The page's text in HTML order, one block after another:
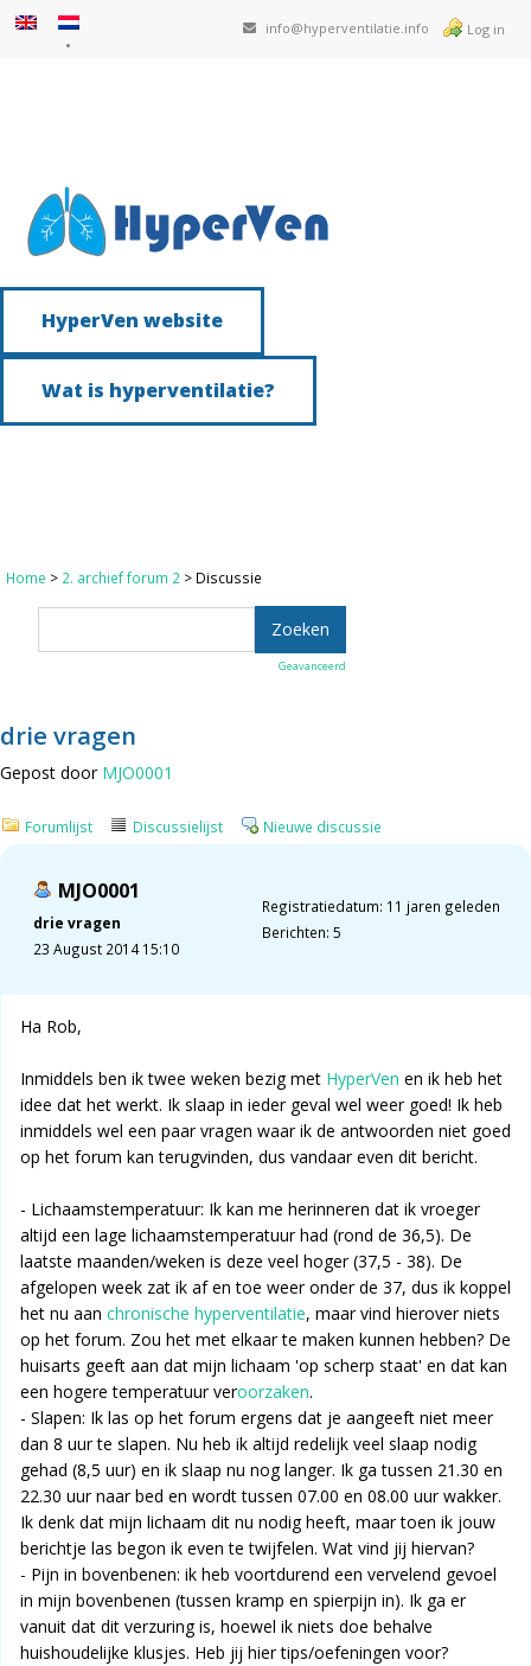
info@hyperventilatie.info Log in
HyperVen website
Wat is hyperventilatie?
Home > 2. archief forum 2 > Discussie
Geavanceerd
drie vragen
Gepost door MJO0001
Forumlijst Discussielijst Nieuwe discussie
MJO0001
drie vragen
23 August 2014 15:10
Registratiedatum: 11 jaren geleden
Berichten: 5
Ha Rob,
Inmiddels ben ik twee weken bezig met HyperVen en ik heb het
idee dat het werkt. Ik slaap in ieder geval wel weer goed! Ik heb
inmiddels wel een paar vragen waar ik de antwoorden niet goed
op het forum kan terugvinden, dus vandaar even dit bericht.
- Lichaamstemperatuur: Ik kan me herinneren dat ik vroeger
altijd een lage lichaamstemperatuur had (rond de 36,5). De
laatste maanden/weken is deze veel hoger (37,5 - 38). De
afgelopen week zat ik af en toe weer onder de 37, dus ik koppel
het nu aan chronische hyperventilatie, maar vind hierover niets
op het forum. Zou het met elkaar te maken kunnen hebben? De
huisarts geeft aan dat mijn lichaam 'op scherp staat' en dat kan
een hogere temperatuur veroorzaken.
- Slapen: Ik las op het forum ergens dat je aangeeft niet meer
dan 8 uur te slapen. Nu heb ik altijd redelijk veel slaap nodig
gehad (8,5 uur) en ik slaap nu nog langer. Ik ga tussen 21.30 en
22.30 uur naar bed en wordt tussen 07.00 en 08.00 uur wakker.
Ik denk dat mijn lichaam dit nu nodig heeft, maar toen ik jouw
berichtje las begon ik even te twijfelen. Wat vind jij hiervan?
- Pijn in bovenbenen: ik heb voortdurend een vervelend gevoel
in mijn bovenbenen (tussen kramp en spierpijn in). Ik ga er
vanuit dat dit verzuring is, hoewel ik niets doe behalve
huishoudelijke klusjes. Heb jij hier tips/oefeningen voor?